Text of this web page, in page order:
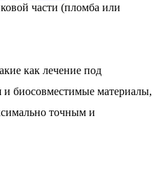
части (пломба или
как лечение под
биосовместимые материалы,
точным и